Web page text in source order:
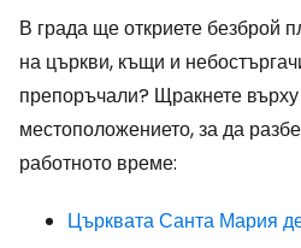
В града ще откриете безброй
на църкви, къщи и
препоръчали? Щракнете
местоположението, за да
работното време:
Църквата Санта Мария